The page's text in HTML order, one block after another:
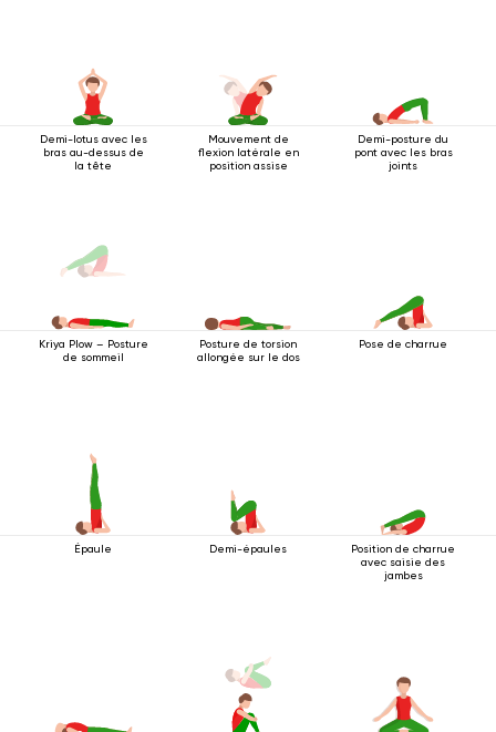
Demi-lotus avec les
bras au-dessus de
la tête
Mouvement de
flexion latérale en
position assise
Demi-posture du
pont avec les bras
joints
Kriya Plow – Posture
de sommeil
Posture de torsion
allongée sur le dos
Pose de charrue
Épaule Demi-épaules
Position de charrue
avec saisie des
jambes